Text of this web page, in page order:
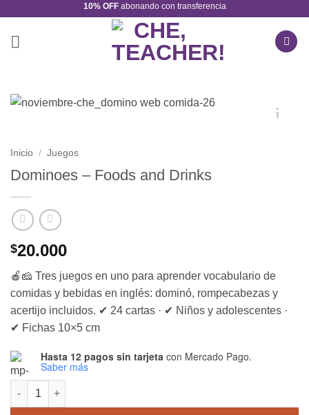
10% OFFabonando con transferencia
Inicio / Juegos
Dominoes – Foods and Drinks
$20.000
🍎🧀 Tres juegos en uno para aprender vocabulario de
comidas y bebidas en inglés: dominó, rompecabezas y
acertijo incluidos. ✔ 24 cartas · ✔ Niños y adolescentes ·
✔ Fichas 10×5 cm
Hasta 12 pagos sin tarjeta con Mercado Pago.
Saber más
Dominoes - Foods and Drinks cantidad